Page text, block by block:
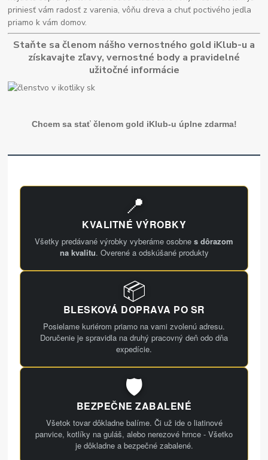
priniesť vám radosť z varenia, vôňu dreva a chuť poctivého jedla
priamo k vám domov.
Staňte sa členom nášho vernostného gold iKlub-u a
získavajte zľavy, vernostné body a pravidelné
užitočné informácie
Chcem sa stať členom gold iKlub-u úplne zdarma!
📍
KVALITNÉ VÝROBKY
Všetky predávané výrobky vyberáme osobne s dôrazom
na kvalitu. Overené a odskúšané produkty
📦
BLESKOVÁ DOPRAVA PO SR
Posielame kuriérom priamo na vami zvolenú adresu.
Doručenie je spravidla na druhý pracovný deň odo dňa
expedície.
🛡️
BEZPEČNE ZABALENÉ
Všetok tovar dôkladne balíme. Či už ide o liatinové
panvice, kotlíky na guláš, alebo nerezové hrnce - Všetko
je dôkladne a bezpečné zabalené.